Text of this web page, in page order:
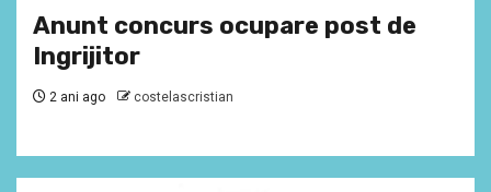
Anunt concurs ocupare post de
Ingrijitor
2 ani ago costelascristian